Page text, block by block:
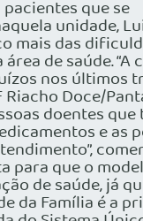
que se
unidade,
mais das
de saúde. “A
nos últimos
Riacho Doce/
doentes
e as
para que o
de saúde, já
da Família é a